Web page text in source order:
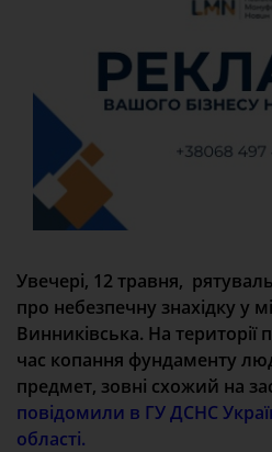
Увечері, 12 травня,
про небезпечну знахідку у
Винниківська. На території
час копання фундаменту
предмет, зовні схожий на
повідомили в ГУ ДСНС
області.